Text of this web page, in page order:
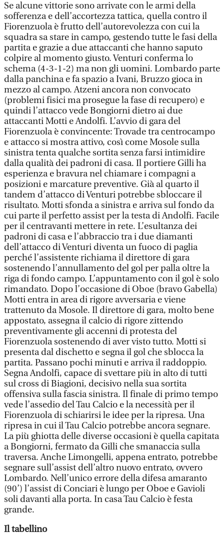
Se alcune vittorie sono arrivate con le armi della
sofferenza e dell’accortezza tattica, quella contro il
Fiorenzuola è frutto dell’autorevolezza con cui la
squadra sa stare in campo, gestendo tutte le fasi della
partita e grazie a due attaccanti che hanno saputo
colpire al momento giusto. Venturi conferma lo
schema (4-3-1-2) ma non gli uomini. Lombardo parte
dalla panchina e fa spazio a Ivani, Bruzzo gioca in
mezzo al campo. Atzeni ancora non convocato
(problemi fisici ma prosegue la fase di recupero) e
quindi l’attacco vede Bongiorni dietro ai due
attaccanti Motti e Andolfi. L’avvio di gara del
Fiorenzuola è convincente: Trovade tra centrocampo
e attacco si mostra attivo, così come Mosole sulla
sinistra tenta qualche sortita senza farsi intimidire
dalla qualità dei padroni di casa. Il portiere Gilli ha
esperienza e bravura nel chiamare i compagni a
posizioni e marcature preventive. Già al quarto il
tandem d’attacco di Venturi potrebbe sbloccare il
risultato. Motti sfonda a sinistra e arriva sul fondo da
cui parte il perfetto assist per la testa di Andolfi. Facile
per il centravanti mettere in rete. L’esultanza dei
padroni di casa e l’abbraccio tra i due diamanti
dell’attacco di Venturi diventa un fuoco di paglia
perché l’assistente richiama il direttore di gara
sostenendo l’annullamento del gol per palla oltre la
riga di fondo campo. L’appuntamento con il gol è solo
rimandato. Dopo l’occasione di Oboe (bravo Gabella)
Motti entra in area di rigore avversaria e viene
trattenuto da Mosole. Il direttore di gara, molto bene
appostato, assegna il calcio di rigore zittendo
preventivamente gli accenni di protesta del
Fiorenzuola sostenendo di aver visto tutto. Motti si
presenta dal dischetto e segna il gol che sblocca la
partita. Passano pochi minuti e arriva il raddoppio.
Segna Andolfi, capace di svettare più in alto di tutti
sul cross di Biagioni, decisivo nella sua sortita
offensiva sulla fascia sinistra. Il finale di primo tempo
vede l’assedio del Tau Calcio e la necessità per il
Fiorenzuola di schiarirsi le idee per la ripresa. Una
ripresa in cui il Tau Calcio potrebbe ancora segnare.
La più ghiotta delle diverse occasioni è quella capitata
a Bongiorni, fermato da Gilli che smanaccia sulla
traversa. Anche Limongelli, appena entrato, potrebbe
segnare sull’assist dell’altro nuovo entrato, ovvero
Lombardo. Nell’unico errore della difesa amaranto
(90’) l’assist di Conciari è lungo per Oboe e Gavioli
soli davanti alla porta. In casa Tau Calcio è festa
grande.
Il tabellino